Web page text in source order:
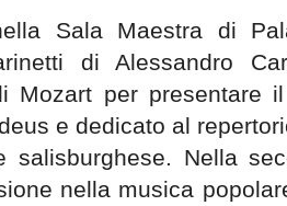
Sala Maestra di
di Alessandro
Mozart per presentare
e dedicato al
salisburghese. Nella
nella musica